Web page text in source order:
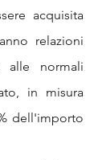
acquisita
relazioni
alle normali
in misura
dell'importo